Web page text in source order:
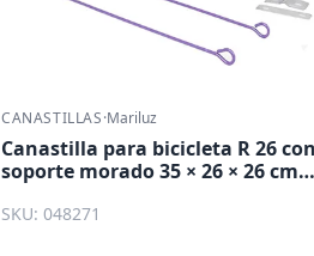
CANASTILLAS·Mariluz
Canastilla para bicicleta R 26 con
soporte morado 35 × 26 × 26 cm
SKU: 048271